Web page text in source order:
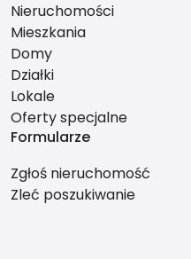
Nieruchomości
Mieszkania
Domy
Działki
Lokale
Oferty specjalne
Formularze
Zgłoś nieruchomość
Zleć poszukiwanie